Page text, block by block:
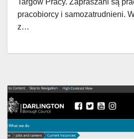
Targów Pracy. Zapraszani są
pracobiorcy i samozatrudnieni.
z…